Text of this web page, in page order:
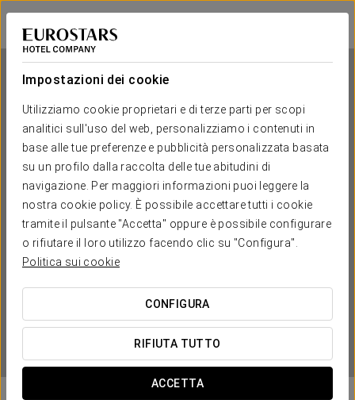
Impostazioni dei cookie
Utilizziamo cookie proprietari e di terze parti per scopi
analitici sull'uso del web, personalizziamo i contenuti in
base alle tue preferenze e pubblicità personalizzata basata
su un profilo dalla raccolta delle tue abitudini di
navigazione. Per maggiori informazioni puoi leggere la
nostra cookie policy. È possibile accettare tutti i cookie
tramite il pulsante "Accetta" oppure è possibile configurare
o rifiutare il loro utilizzo facendo clic su "Configura".
Politica sui cookie
CONFIGURA
RIFIUTA TUTTO
ACCETTA
Eurostars Al-Ándalus Palace
SIVIGLIA
Eurostars Al-Ándalus Palace
SIVIGLIA
QUANDO VUOI ANDARE?